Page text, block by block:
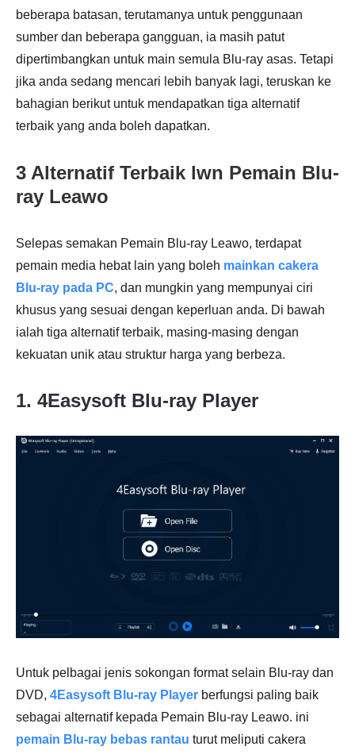
beberapa batasan, terutamanya untuk penggunaan
sumber dan beberapa gangguan, ia masih patut
dipertimbangkan untuk main semula Blu-ray asas. Tetapi
jika anda sedang mencari lebih banyak lagi, teruskan ke
bahagian berikut untuk mendapatkan tiga alternatif
terbaik yang anda boleh dapatkan.
3 Alternatif Terbaik lwn Pemain Blu-
ray Leawo
Selepas semakan Pemain Blu-ray Leawo, terdapat
pemain media hebat lain yang boleh mainkan cakera
Blu-ray pada PC, dan mungkin yang mempunyai ciri
khusus yang sesuai dengan keperluan anda. Di bawah
ialah tiga alternatif terbaik, masing-masing dengan
kekuatan unik atau struktur harga yang berbeza.
1. 4Easysoft Blu-ray Player
Untuk pelbagai jenis sokongan format selain Blu-ray dan
DVD, 4Easysoft Blu-ray Player berfungsi paling baik
sebagai alternatif kepada Pemain Blu-ray Leawo. ini
pemain Blu-ray bebas rantau turut meliputi cakera